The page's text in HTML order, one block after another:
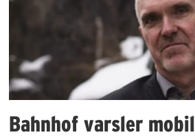
Bahnhof varsler